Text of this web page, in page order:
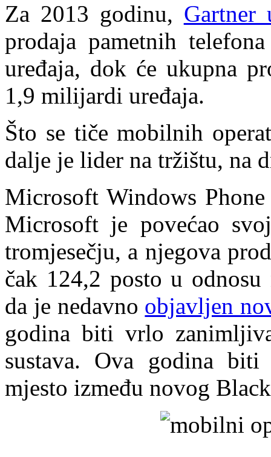
Za 2013 godinu, Gartner
prodaja pametnih
uređaja, dok će ukupna
1,9 milijardi uređaja.
Što se tiče mobilnih
dalje je lider na tržištu, na
Microsoft Windows
Microsoft je povećao
tromjesečju, a njegova
čak 124,2 posto u
da je nedavno objavljen
godina biti vrlo
sustava. Ova godina
mjesto između novog